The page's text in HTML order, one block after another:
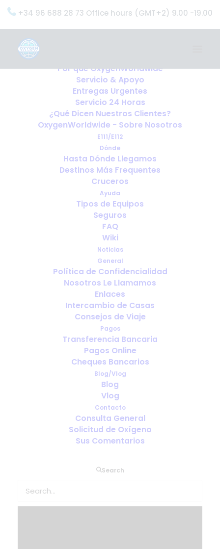
+34 96 688 28 73 Office hours (GMT+2) 9.00 -19.00
OxygenWorldwide (¿Qué Hacemos?)
Por qué OxygenWorldwide
Servicio & Apoyo
Entregas Urgentes
Servicio 24 Horas
¿Qué Dicen Nuestros Clientes?
OxygenWorldwide - Sobre Nosotros
E111/E112
Dónde
Hasta Dónde Llegamos
Destinos Más Frequentes
Cruceros
Ayuda
Tipos de Equipos
Seguros
FAQ
Wiki
Noticias
General
Política de Confidencialidad
Nosotros Le Llamamos
Enlaces
Intercambio de Casas
Consejos de Viaje
Pagos
Transferencia Bancaria
Pagos Online
Cheques Bancarios
Blog/Vlog
Blog
Vlog
Contacto
Consulta General
Solicitud de Oxígeno
Sus Comentarios
Search
¿Viajar al extranjero?
VIAJAR CON OXÍGENO MEDICINAL
VACACIONES CON OXIGENO MEDICINAL